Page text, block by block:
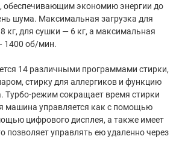
обеспечивающим экономию энергии до
шума. Максимальная загрузка для
кг, для сушки — 6 кг, а максимальная
1400 об/мин.
14 различными программами стирки,
стирку для аллергиков и функцию
Турбо-режим сокращает время стирки
машина управляется как с помощью
цифрового дисплея, а также имеет
позволяет управлять ею удаленно через